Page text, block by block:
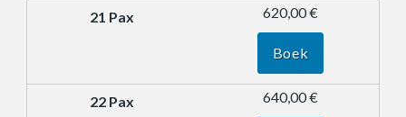
620,00 €
Boek
640,00 €